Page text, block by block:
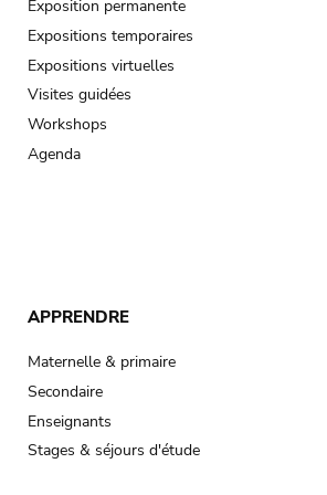
Exposition permanente
Expositions temporaires
Expositions virtuelles
Visites guidées
Workshops
Agenda
APPRENDRE
Maternelle & primaire
Secondaire
Enseignants
Stages & séjours d'étude